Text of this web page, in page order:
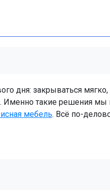
дня: закрываться
Именно такие решения
мебель. Всё по-